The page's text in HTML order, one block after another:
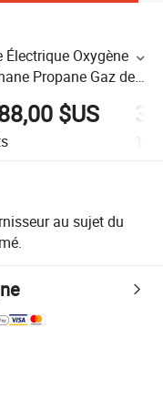
Oxygène
Propane Gaz de
Biogaz
$US
au sujet du